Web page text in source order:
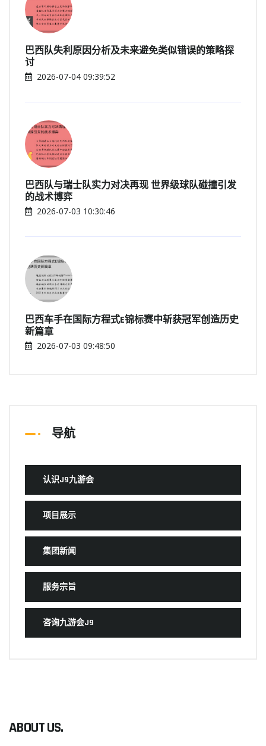
巴西队失利原因分析及未来避免类似错误的策略探
讨
2026-07-04 09:39:52
巴西队与瑞士队实力对决再现 世界级球队碰撞引发
的战术博弈
2026-07-03 10:30:46
巴西车手在国际方程式E锦标赛中斩获冠军创造历史
新篇章
2026-07-03 09:48:50
导航
认识J9九游会
项目展示
集团新闻
服务宗旨
咨询九游会J9
ABOUT US.